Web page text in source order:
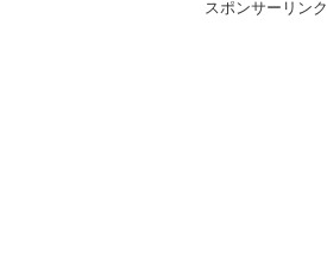
スポンサーリンク